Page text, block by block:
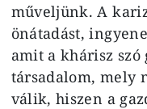
műveljünk. A
önátadást,
amit a khárisz szó
társadalom, mely
válik, hiszen a